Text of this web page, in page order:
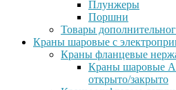
Плунжеры
Поршни
Товары
Краны шаровые с
Краны фланцевые
Краны шаровые
открыто/закрыто